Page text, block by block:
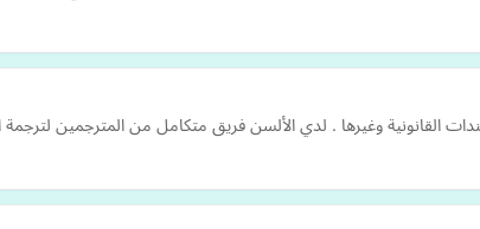
القانونية وغيرها . لدي الألسن فريق متكامل من المترجمين